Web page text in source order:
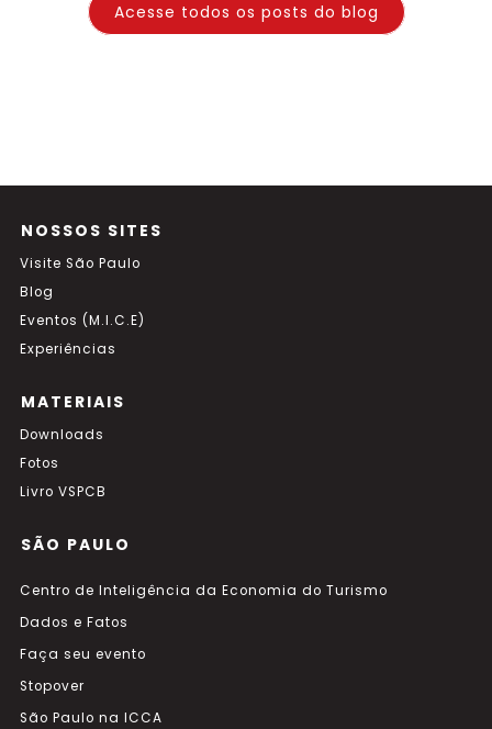
Acesse todos os posts do blog
NOSSOS SITES
Visite São Paulo
Blog
Eventos (M.I.C.E)
Experiências
MATERIAIS
Downloads
Fotos
Livro VSPCB
SÃO PAULO
Centro de Inteligência da Economia do Turismo
Dados e Fatos
Faça seu evento
Stopover
São Paulo na ICCA